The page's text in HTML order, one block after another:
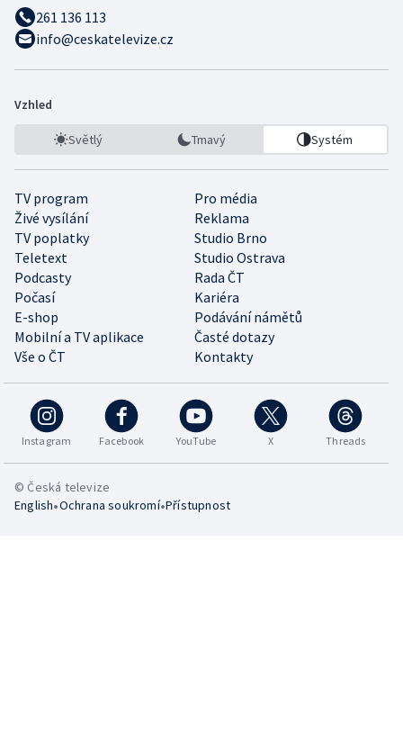
261 136 113
info@ceskatelevize.cz
Vzhled
Světlý Tmavý Systém
TV program
Pro média
Živé vysílání
Reklama
TV poplatky
Studio Brno
Teletext
Studio Ostrava
Podcasty
Rada ČT
Počasí
Kariéra
E-shop
Podávání námětů
Mobilní a TV aplikace
Časté dotazy
Vše o ČT
Kontakty
Instagram Facebook YouTube X Threads
© Česká televize
English•Ochrana soukromí•Přístupnost